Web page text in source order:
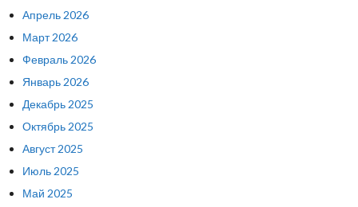
Апрель 2026
Март 2026
Февраль 2026
Январь 2026
Декабрь 2025
Октябрь 2025
Август 2025
Июль 2025
Май 2025